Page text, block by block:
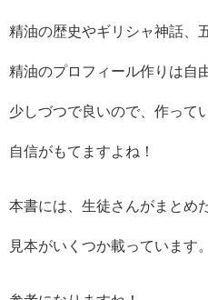
精油の歴史やギリシャ神話、
精油のプロフィール作りは自
少しづつで良いので、作って
自信がもてますよね！
本書には、生徒さんがまとめ
見本がいくつか載っています。